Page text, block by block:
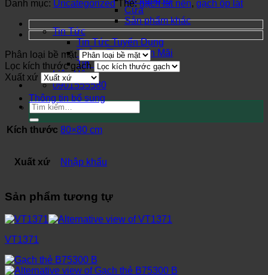
Cửa
Sản phẩm khác
Tin Tức
Tin Tức Tuyển Dụng
Thông Tin Khuyến Mãi
Tin Tức Thị Trường
Liên Hệ
0901555580
Tìm
kiếm:
Danh mục: Uncategorized Thẻ:gạch lát nền, gạch ốp lát
Phân loại bề mặt
Lọc kích thước gạch
Xuất xứ
Thông tin bổ sung
Kích thước 80×80 cm
Xuất xứ Nhập khẩu
Sản phẩm tương tự
VT1371